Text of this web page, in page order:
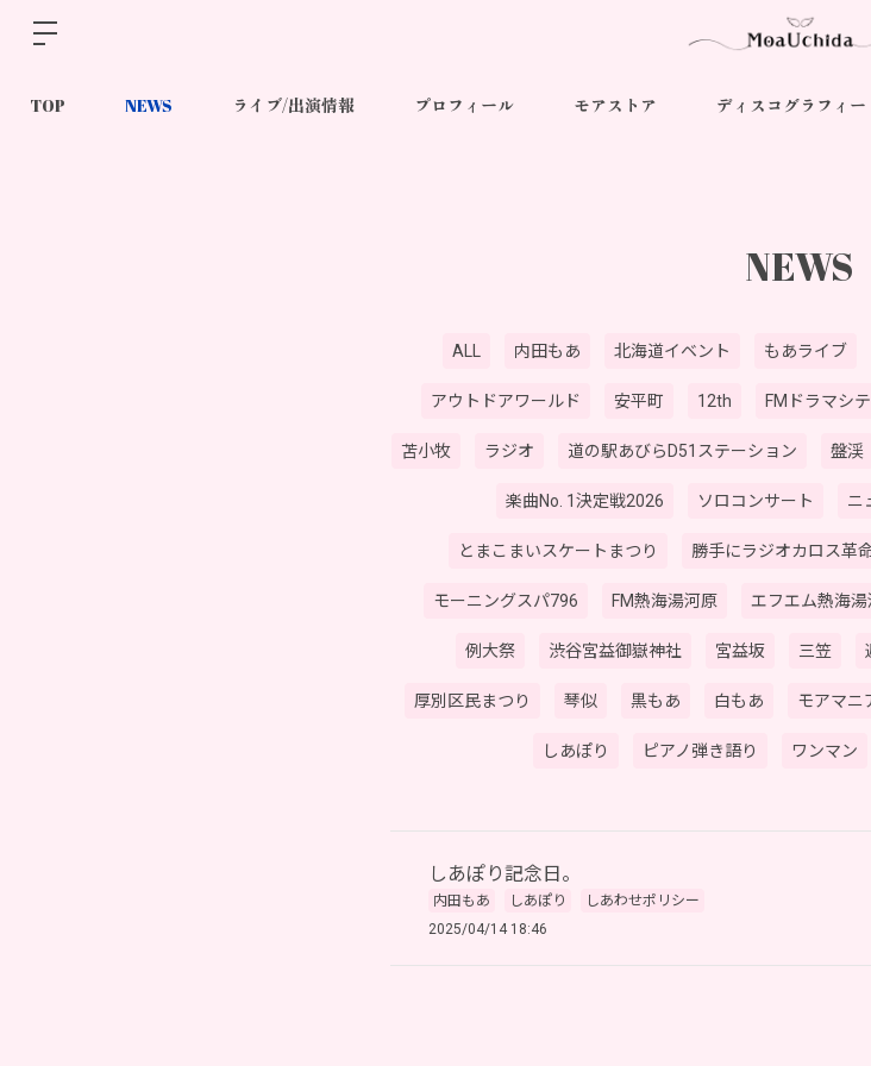
TOP NEWS ライブ/出演情報 プロフィール モアストア ディスコグラフィー
NEWS
ALL 内田もあ 北海道イベント もあライブ
アウトドアワールド 安平町 12th FMドラマシテ
苫小牧 ラジオ 道の駅あびらD51ステーション 盤渓
楽曲No. 1決定戦2026 ソロコンサート ニ
とまこまいスケートまつり 勝手にラジオカロス革
モーニングスパ796 FM熱海湯河原 エフエム熱海湯
例大祭 渋谷宮益御嶽神社 宮益坂 三笠
厚別区民まつり 琴似 黒もあ 白もあ モアマニ
しあぽり ピアノ弾き語り ワンマン
しあぽり記念日。
内田もあ しあぽり
しあわせポリシー
2025/04/14 18:46